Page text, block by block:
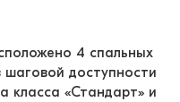
4 спальных
шаговой доступности
класса «Стандарт» и